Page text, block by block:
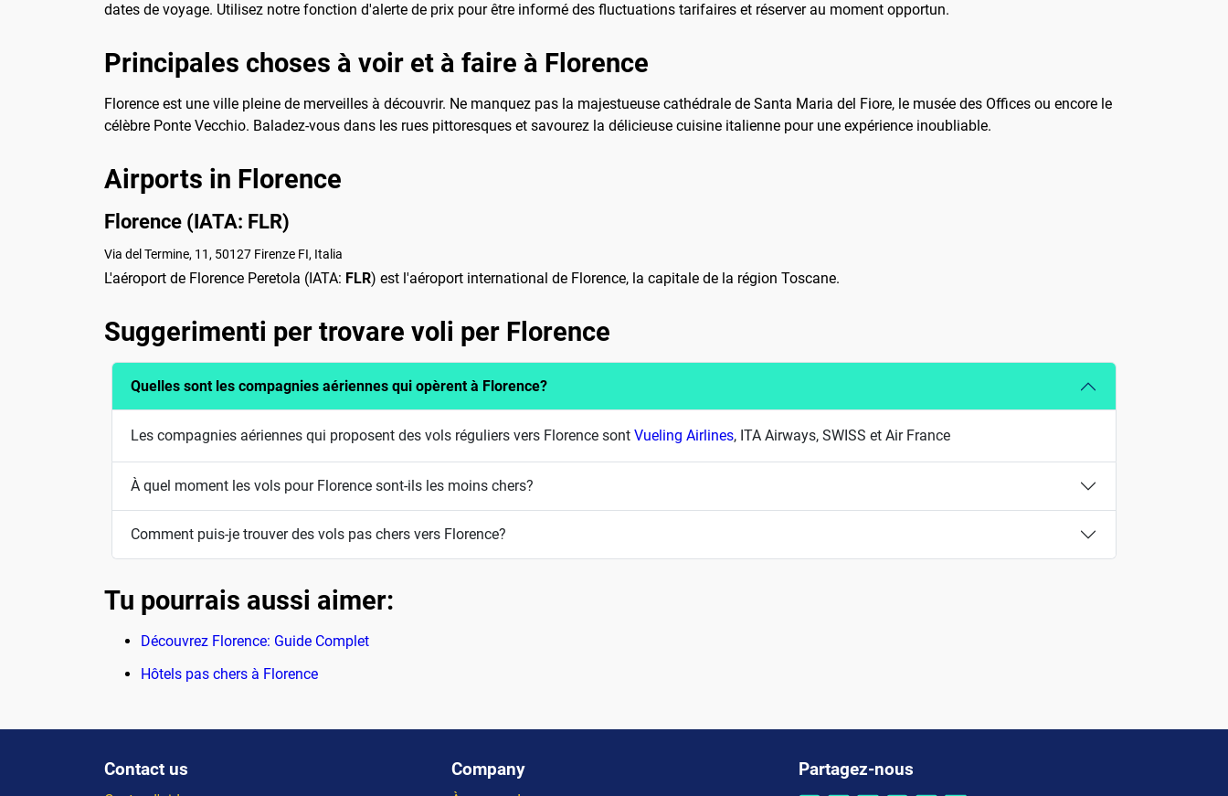
dates de voyage. Utilisez notre fonction d'alerte de prix pour être informé des fluctuations tarifaires et réserver au moment opportun.
Principales choses à voir et à faire à Florence
Florence est une ville pleine de merveilles à découvrir. Ne manquez pas la majestueuse cathédrale de Santa Maria del Fiore, le musée des Offices ou encore le
célèbre Ponte Vecchio. Baladez-vous dans les rues pittoresques et savourez la délicieuse cuisine italienne pour une expérience inoubliable.
Airports in Florence
Florence (IATA: FLR)
Via del Termine, 11, 50127 Firenze FI, Italia
L'aéroport de Florence Peretola (IATA: FLR) est l'aéroport international de Florence, la capitale de la région Toscane.
Suggerimenti per trovare voli per Florence
Quelles sont les compagnies aériennes qui opèrent à Florence?
Les compagnies aériennes qui proposent des vols réguliers vers Florence sont Vueling Airlines, ITA Airways, SWISS et Air France
À quel moment les vols pour Florence sont-ils les moins chers?
Comment puis-je trouver des vols pas chers vers Florence?
Tu pourrais aussi aimer:
Découvrez Florence: Guide Complet
Hôtels pas chers à Florence
Contact us Company Partagez-nous